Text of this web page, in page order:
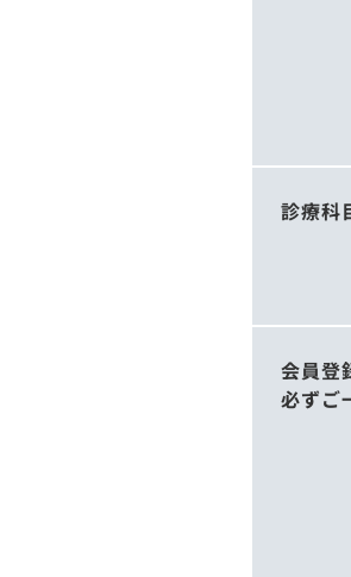
診療科
会員登
必ずご